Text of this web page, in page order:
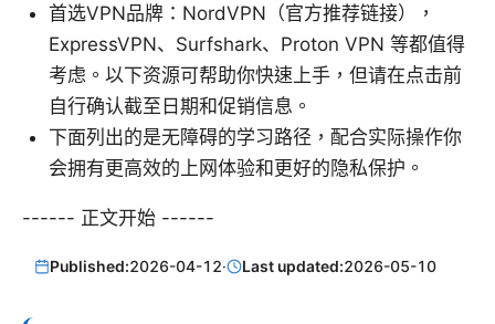
首选VPN品牌：NordVPN（官方推荐链接），
ExpressVPN、Surfshark、Proton VPN 等都值得
考虑。以下资源可帮助你快速上手，但请在点击前
自行确认截至日期和促销信息。
下面列出的是无障碍的学习路径，配合实际操作你
会拥有更高效的上网体验和更好的隐私保护。
------ 正文开始 ------
Published:2026-04-12· Last updated:2026-05-10